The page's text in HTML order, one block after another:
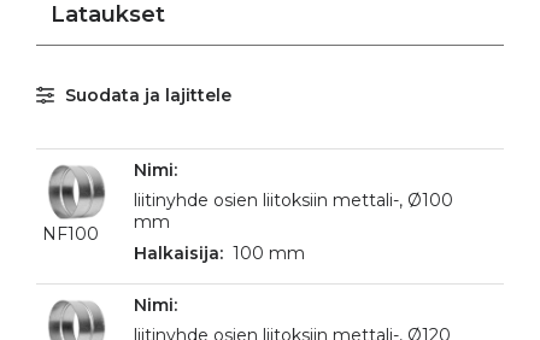
Lataukset
Suodata ja lajittele
NF100
liitinyhde osien liitoksiin mettali-, Ø100
mm
100 mm
liitinyhde osien liitoksiin mettali-, Ø120